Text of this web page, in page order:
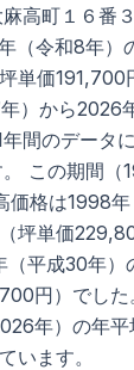
高町１６番
（令和8年）
単価191,700
）から2026
間のデータ
この期間（
格は1998年
坪単価
（平成30年）
円）でし
年）の年平
います。